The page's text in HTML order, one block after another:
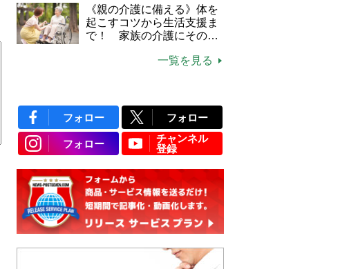
《親の介護に備える》体を
起こすコツから生活支援ま
で！ 家族の介護にそのま
一覧を見る
フォロー フォロー
フォロー
チャンネル
登録